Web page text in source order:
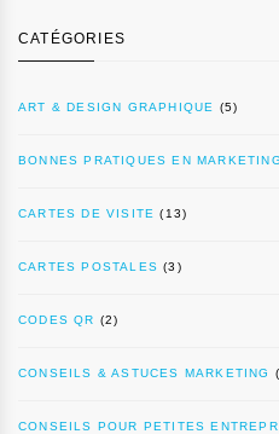
CATÉGORIES
ART & DESIGN GRAPHIQUE (5)
BONNES PRATIQUES EN
CARTES DE VISITE (13)
CARTES POSTALES (3)
CODES QR (2)
CONSEILS & ASTUCES MARKETING
CONSEILS POUR PETITES